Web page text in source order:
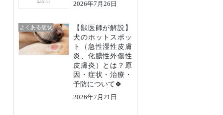
2026年7月26日
【獣医師が解説】
犬のホットスポッ
ト（急性湿性皮膚
炎、化膿性外傷性
皮膚炎）とは？原
因・症状・治療・
予防について🍀
よくある症状
2026年7月21日